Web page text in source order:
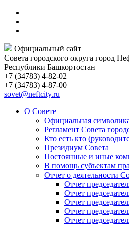
Официальный сайт
Совета городского округа город
Республики Башкортостан
+7 (34783) 4-82-02
+7 (34783) 4-87-00
sovet@neftcity.ru
О Совете
Официальная
Регламент Совета
Кто есть кто
Президиум Совета
Постоянные и иные
В помощь субъектам
Отчет о деятельности
Отчет
Отчет
Отчет
Отчет
Отчет